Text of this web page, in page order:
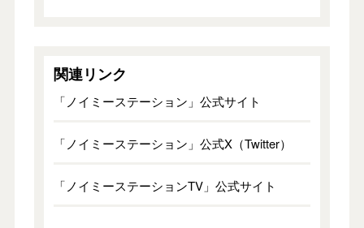
関連リンク
「ノイミーステーション」公式サイト
「ノイミーステーション」公式X（Twitter）
「ノイミーステーションTV」公式サイト